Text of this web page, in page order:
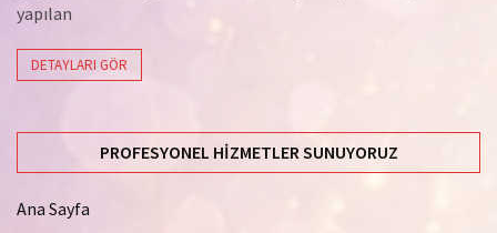
yapılan
DETAYLARI GÖR
PROFESYONEL HIZMETLER SUNUYORUZ
Ana Sayfa